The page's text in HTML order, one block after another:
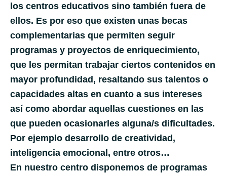
los centros educativos sino también fuera de
ellos. Es por eso que existen unas becas
complementarias que permiten seguir
programas y proyectos de enriquecimiento,
que les permitan trabajar ciertos contenidos en
mayor profundidad, resaltando sus talentos o
capacidades altas en cuanto a sus intereses
así como abordar aquellas cuestiones en las
que pueden ocasionarles alguna/s dificultades.
Por ejemplo desarrollo de creatividad,
inteligencia emocional, entre otros…
En nuestro centro disponemos de programas